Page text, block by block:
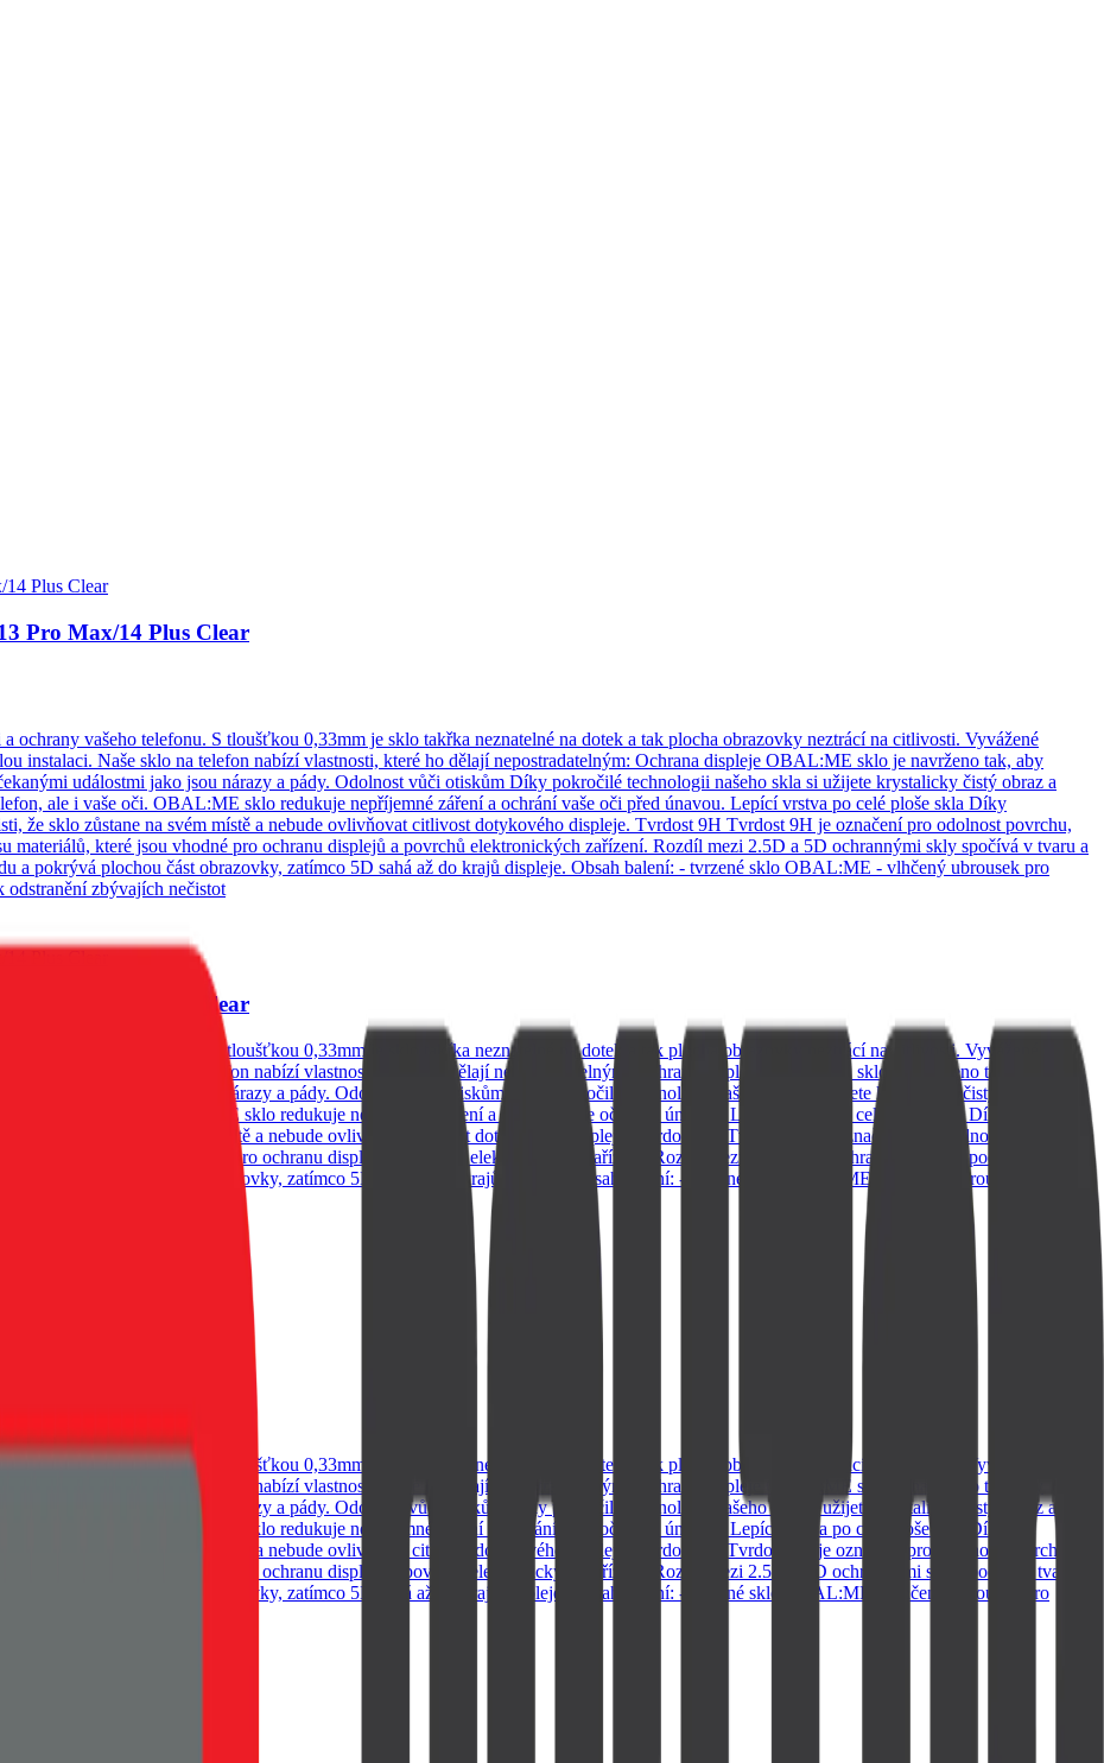
Pro Max/14 Plus Clear
vašeho telefonu. S tloušťkou 0,33mm je sklo takřka neznatelné na dotek a tak plocha obrazovky neztrácí na citlivosti. Vyvážené
instalaci. Naše sklo na telefon nabízí vlastnosti, které ho dělají nepostradatelným: Ochrana displeje OBAL:ME sklo je navrženo tak, aby
událostmi jako jsou nárazy a pády. Odolnost vůči otiskům Díky pokročilé technologii našeho skla si užijete krystalicky čistý obraz a
ale i vaše oči. OBAL:ME sklo redukuje nepříjemné záření a ochrání vaše oči před únavou. Lepící vrstva po celé ploše skla Díky
že sklo zůstane na svém místě a nebude ovlivňovat citlivost dotykového displeje. Tvrdost 9H Tvrdost 9H je označení pro odolnost povrchu,
materiálů, které jsou vhodné pro ochranu displejů a povrchů elektronických zařízení. Rozdíl mezi 2.5D a 5D ochrannými skly spočívá v tvaru a
a pokrývá plochou část obrazovky, zatímco 5D sahá až do krajů displeje. Obsah balení: - tvrzené sklo OBAL:ME - vlhčený ubrousek pro
zbývajích nečistot
Pro Max/14 Plus Clear
vašeho telefonu. S tloušťkou 0,33mm je sklo takřka neznatelné na dotek a tak plocha obrazovky neztrácí na citlivosti. Vyvážené
instalaci. Naše sklo na telefon nabízí vlastnosti, které ho dělají nepostradatelným: Ochrana displeje OBAL:ME sklo je navrženo tak, aby
událostmi jako jsou nárazy a pády. Odolnost vůči otiskům Díky pokročilé technologii našeho skla si užijete krystalicky čistý obraz a
ale i vaše oči. OBAL:ME sklo redukuje nepříjemné záření a ochrání vaše oči před únavou. Lepící vrstva po celé ploše skla Díky
že sklo zůstane na svém místě a nebude ovlivňovat citlivost dotykového displeje. Tvrdost 9H Tvrdost 9H je označení pro odolnost povrchu,
které jsou vhodné pro ochranu displejů a povrchů elektronických zařízení. Rozdíl mezi 2.5D a 5D ochrannými skly spočívá v tvaru a
a pokrývá plochou část obrazovky, zatímco 5D sahá až do krajů displeje. Obsah balení: - tvrzené sklo OBAL:ME - vlhčený ubrousek pro
zbývajích nečistot
vašeho telefonu. S tloušťkou 0,33mm je sklo takřka neznatelné na dotek a tak plocha obrazovky neztrácí na citlivosti. Vyvážené
instalaci. Naše sklo na telefon nabízí vlastnosti, které ho dělají nepostradatelným: Ochrana displeje OBAL:ME sklo je navrženo tak, aby
událostmi jako jsou nárazy a pády. Odolnost vůči otiskům Díky pokročilé technologii našeho skla si užijete krystalicky čistý obraz a
ale i vaše oči. OBAL:ME sklo redukuje nepříjemné záření a ochrání vaše oči před únavou. Lepící vrstva po celé ploše skla Díky
že sklo zůstane na svém místě a nebude ovlivňovat citlivost dotykového displeje. Tvrdost 9H Tvrdost 9H je označení pro odolnost povrchu,
materiálů, které jsou vhodné pro ochranu displejů a povrchů elektronických zařízení. Rozdíl mezi 2.5D a 5D ochrannými skly spočívá v tvaru a
a pokrývá plochou část obrazovky, zatímco 5D sahá až do krajů displeje. Obsah balení: - tvrzené sklo OBAL:ME - vlhčený ubrousek pro